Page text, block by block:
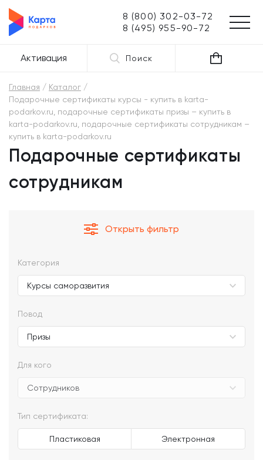
8 (800) 302-03-72
8 (495) 955-90-72
Активация Поиск
Главная
Каталог
Подарочные сертификаты курсы - купить в karta-
podarkov.ru, подарочные сертификаты призы – купить в
karta-podarkov.ru, подарочные сертификаты сотрудникам –
купить в karta-podarkov.ru
Подарочные сертификаты
сотрудникам
Открыть фильтр
Категория
Повод
Для кого
Тип сертификата:
Пластиковая Электронная